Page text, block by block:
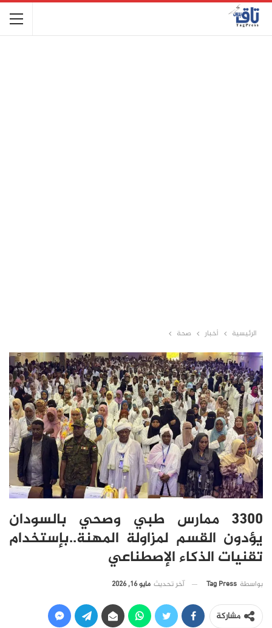
الرئيسية أخبار صحة
3300 ممارس طبي وصحي بالسودان
يؤدون القسم لمزاولة المهنة..بإستخدام
تقنيات الذكاء الإصطناعي
بواسطة Tag Press آخر تحديث مايو 16, 2026
مشاركة